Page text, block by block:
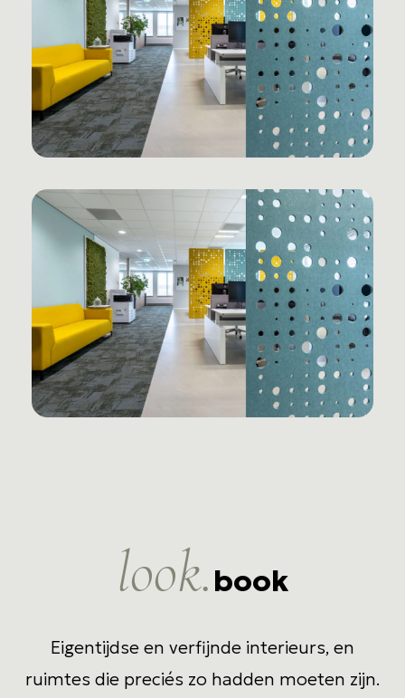
look.book
Eigentijdse en verfijnde interieurs, en
ruimtes die preciés zo hadden moeten zijn.